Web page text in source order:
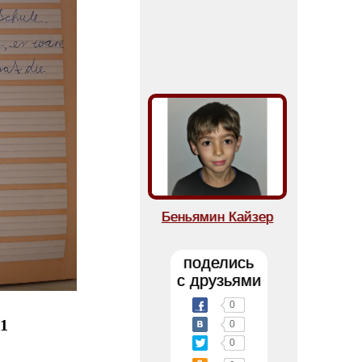
1
Беньямин Кайзер
поделись
с друзьями
0
0
0